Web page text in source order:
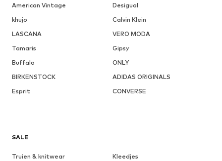
American Vintage
Desigual
khujo
Calvin Klein
LASCANA
VERO MODA
Tamaris
Gipsy
Buffalo
ONLY
BIRKENSTOCK
ADIDAS ORIGINALS
Esprit
CONVERSE
SALE
Truien & knitwear
Kleedjes